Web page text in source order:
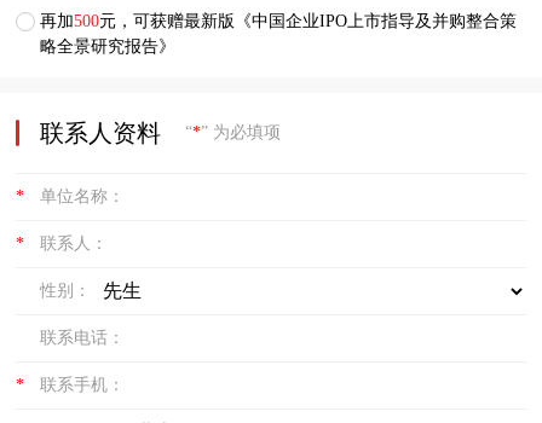
再加500元，可获赠最新版《中国企业IPO上市指导及并购整合策
略全景研究报告》
联系人资料 “*” 为必填项
* 单位名称：
* 联系人：
性别：
联系电话：
* 联系手机：